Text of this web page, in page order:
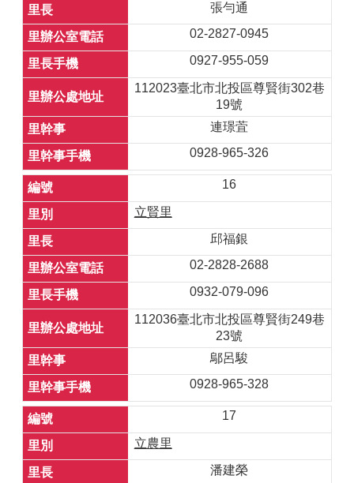
張勻通
02-2827-0945
0927-955-059
112023臺北市北投區尊賢街302巷
19號
連璟萓
0928-965-326
16
立賢里
邱福銀
02-2828-2688
0932-079-096
112036臺北市北投區尊賢街249巷
23號
鄔呂駿
0928-965-328
17
立農里
潘建榮